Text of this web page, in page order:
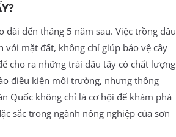
đến tháng 5 năm sau. Việc trồng dâu
với mặt đất, không chỉ giúp bảo vệ cây
cho ra những trái dâu tây có chất lượng
điều kiện môi trường, nhưng thông
Quốc không chỉ là cơ hội để khám phá
sắc trong ngành nông nghiệp của sơn